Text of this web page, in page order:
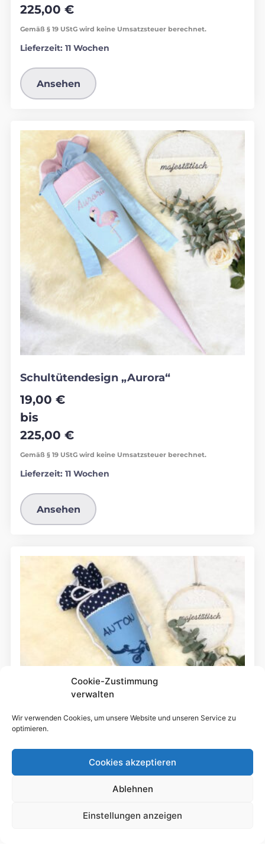
Cookie-Zustimmung
verwalten
Wir verwenden Cookies, um unsere Website und unseren Service zu
optimieren.
Cookies akzeptieren
Ablehnen
Einstellungen anzeigen
225,00 €
Gemäß § 19 UStG wird keine Umsatzsteuer berechnet.
Lieferzeit: 11 Wochen
Ansehen
Schultütendesign „Aurora“
19,00 €
bis
225,00 €
Gemäß § 19 UStG wird keine Umsatzsteuer berechnet.
Lieferzeit: 11 Wochen
Ansehen